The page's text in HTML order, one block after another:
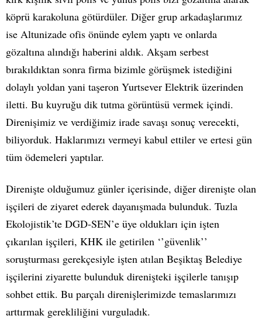
köprü karakoluna götürdüler. Diğer grup arkadaşlarımız
ise Altunizade ofis önünde eylem yaptı ve onlarda
gözaltına alındığı haberini aldık. Akşam serbest
bırakıldıktan sonra firma bizimle görüşmek istediğini
dolaylı yoldan yani taşeron Yurtsever Elektrik üzerinden
iletti. Bu kuyruğu dik tutma görüntüsü vermek içindi.
Direnişimiz ve verdiğimiz irade savaşı sonuç verecekti,
biliyorduk. Haklarımızı vermeyi kabul ettiler ve ertesi gün
tüm ödemeleri yaptılar.
Direnişte olduğumuz günler içerisinde, diğer direnişte olan
işçileri de ziyaret ederek dayanışmada bulunduk. Tuzla
Ekolojistik’te DGD-SEN’e üye oldukları için işten
çıkarılan işçileri, KHK ile getirilen ‘’güvenlik’’
soruşturması gerekçesiyle işten atılan Beşiktaş Belediye
işçilerini ziyarette bulunduk direnişteki işçilerle tanışıp
sohbet ettik. Bu parçalı direnişlerimizde temaslarımızı
arttırmak gerekliliğini vurguladık.